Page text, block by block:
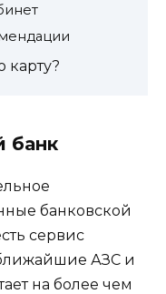
карту?
банк
банковской
сервис
АЗС и
на более чем